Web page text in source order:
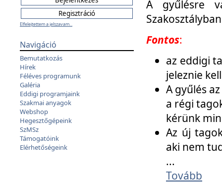
Elfelejtettem a jelszavam...
Navigáció
Bemutatkozás
Hírek
Féléves programunk
Galéria
Eddigi programjaink
Szakmai anyagok
Webshop
Hegesztőgépeink
SzMSz
Támogatóink
Elérhetőségeink
A gyűlésre
Fontos:
az eddigi
jeleznie
A gyűlés
a régi
kérünk
Az új
aki nem
...
Tovább